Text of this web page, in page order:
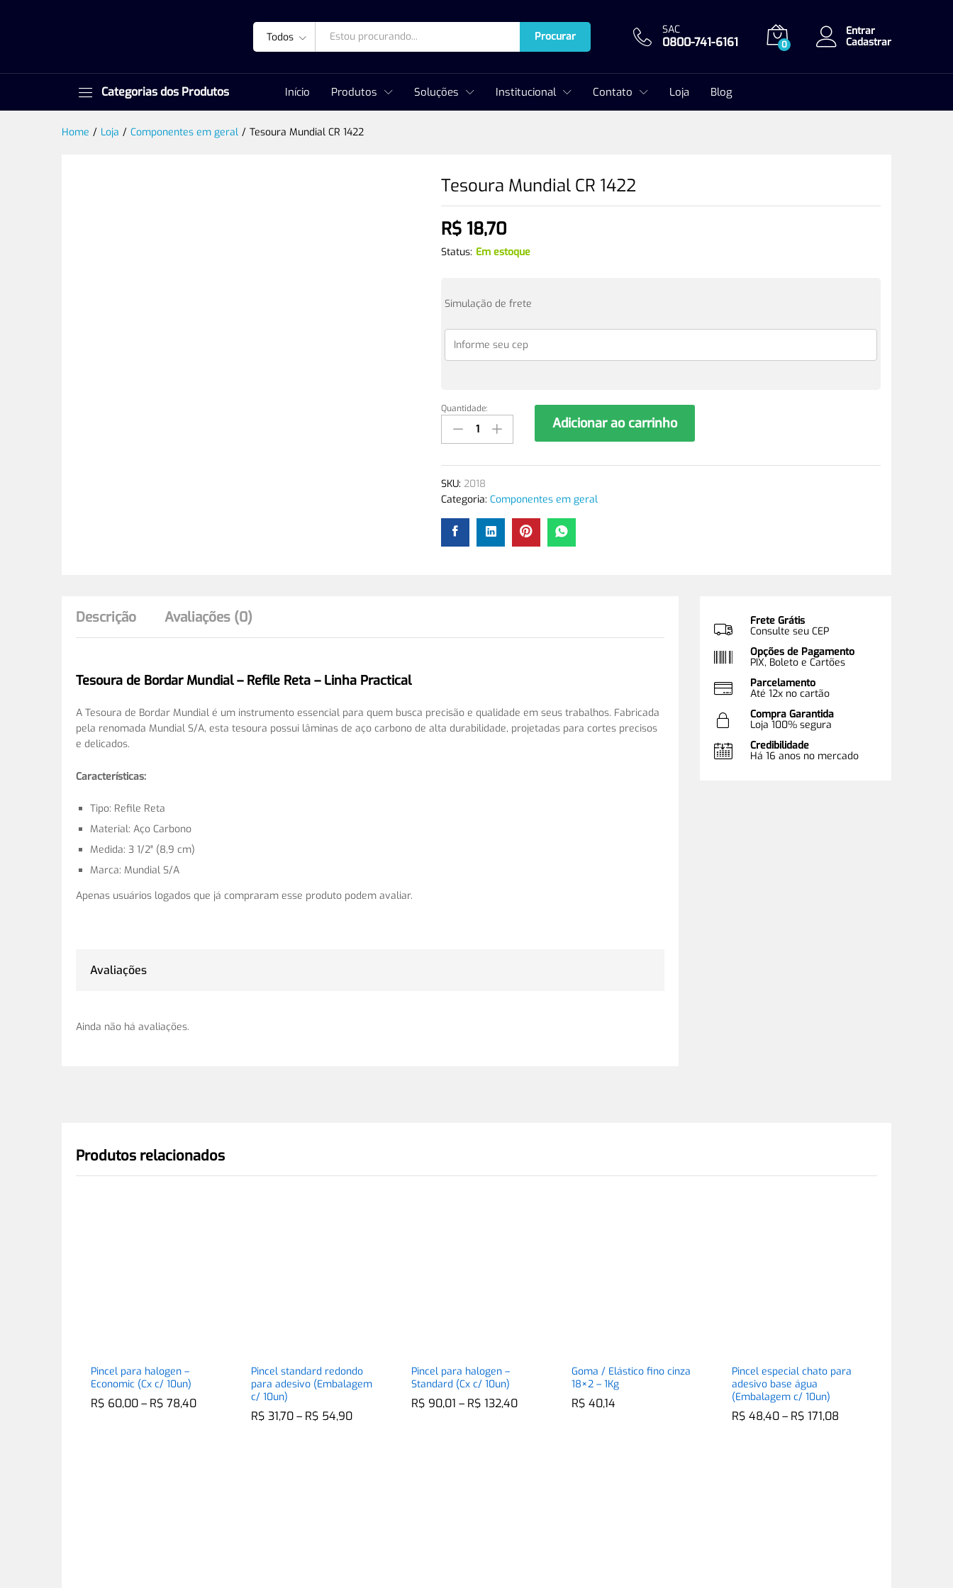
Todos Procurar SAC
0800-741-6161 0
Entrar
Cadastrar
Categorias dos Produtos Início Produtos Soluções Institucional Contato Loja Blog
Home / Loja / Componentes em geral / Tesoura Mundial CR 1422
Tesoura Mundial CR 1422
R$ 18,70
Status: Em estoque
Simulação de frete
Tesoura
Mundial
CR
Quantidade:
Adicionar ao carrinho
SKU: 2018
Categoria:Componentes em geral
Descrição Avaliações (0)
Tesoura de Bordar Mundial – Refile Reta – Linha Practical
A Tesoura de Bordar Mundial é um instrumento essencial para quem busca precisão e qualidade em seus trabalhos. Fabricada
pela renomada Mundial S/A, esta tesoura possui lâminas de aço carbono de alta durabilidade, projetadas para cortes precisos
e delicados.
Características:
Tipo: Refile Reta
Material: Aço Carbono
Medida: 3 1/2″ (8,9 cm)
Marca: Mundial S/A
Apenas usuários logados que já compraram esse produto podem avaliar.
Avaliações
Ainda não há avaliações.
Frete Grátis
Consulte seu CEP
Opções de Pagamento
PIX, Boleto e Cartões
Parcelamento
Até 12x no cartão
Compra Garantida
Loja 100% segura
Credibilidade
Há 16 anos no mercado
Produtos relacionados
Pincel para halogen –
Economic (Cx c/ 10un)
R$ 60,00– R$ 78,40Faixa
R$ 60,00 R$ 78,40
Pincel standard redondo
para adesivo (Embalagem
c/ 10un)
R$ 31,70– R$ 54,90Faixa
R$ 31,70 R$ 54,90
Pincel para halogen –
Standard (Cx c/ 10un)
R$ 90,01 – R$ 132,40Faixa
R$ 90,01 R$ 132,40
Goma / Elástico fino cinza
18×2 – 1Kg
R$ 40,14
R$ 40,14
Pincel especial chato para
adesivo base água
(Embalagem c/ 10un)
R$ 48,40– R$ 171,08
R$ 48,40 R$ 171,08